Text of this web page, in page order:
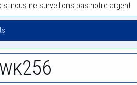
nous ne surveillons pas notre argent